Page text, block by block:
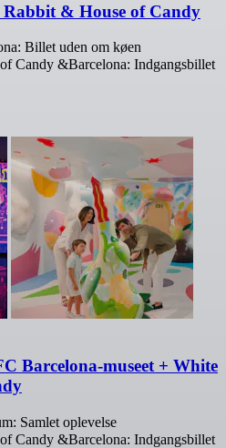
& House of Candy
Billet uden om køen
Candy &Barcelona: Indgangsbillet
Barcelona-museet + White
Samlet oplevelse
Candy &Barcelona: Indgangsbillet